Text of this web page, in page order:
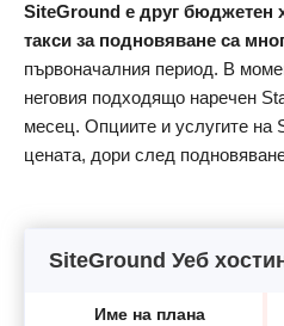
SiteGround е друг бюджетен
такси за подновяване са
първоначалния период. В
неговия подходящо наречен
месец. Опциите и услугите на
цената, дори след
SiteGround Уеб
Име на плана